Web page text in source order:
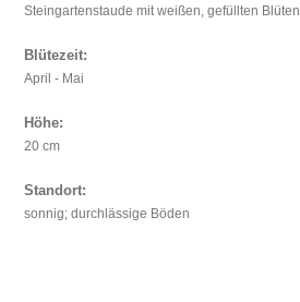
Steingartenstaude mit weißen, gefüllten Blüten
Blütezeit:
April - Mai
Höhe:
20 cm
Standort:
sonnig; durchlässige Böden